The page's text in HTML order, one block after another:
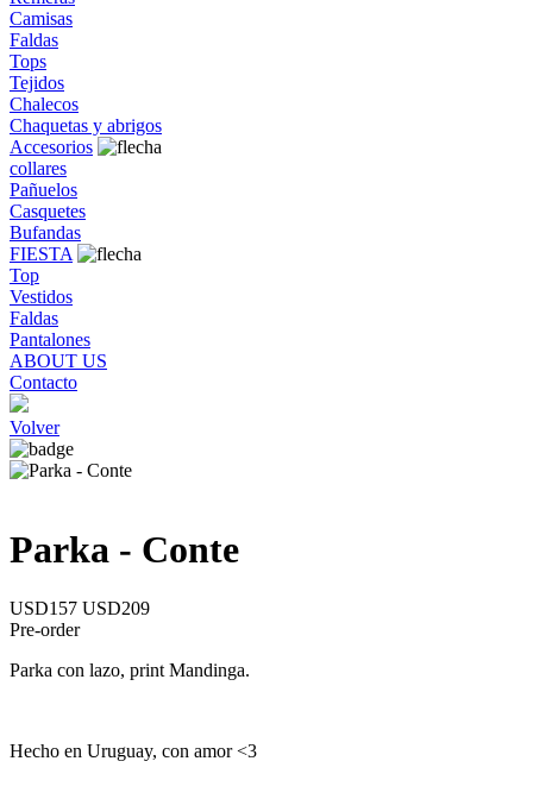
Camisas
Faldas
Tops
Tejidos
Chalecos
Chaquetas y abrigos
Accesorios
collares
Pañuelos
Casquetes
Bufandas
FIESTA
Top
Vestidos
Faldas
Pantalones
ABOUT US
Contacto
Volver
Parka - Conte
USD157 USD209
Pre-order
Parka con lazo, print Mandinga.
Hecho en Uruguay, con amor <3